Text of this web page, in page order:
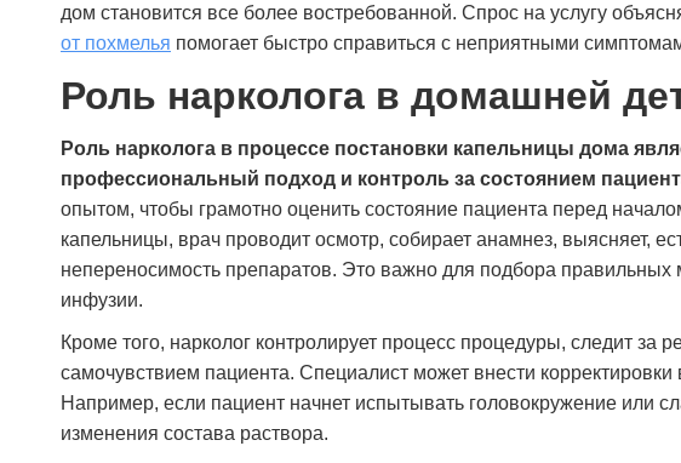
дом становится все более востребованной. Спрос на услугу
от похмелья помогает быстро справиться с неприятными
Роль нарколога в домашней
Роль нарколога в процессе постановки капельницы дома
профессиональный подход и контроль за состоянием
опытом, чтобы грамотно оценить состояние пациента перед
капельницы, врач проводит осмотр, собирает анамнез, выясняет,
непереносимость препаратов. Это важно для подбора
инфузии.
Кроме того, нарколог контролирует процесс процедуры, следит
самочувствием пациента. Специалист может внести
Например, если пациент начнет испытывать головокружение или
изменения состава раствора.